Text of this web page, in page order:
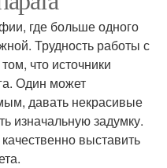
где больше одного
Трудность работы с
что источники
Один может
давать некрасивые
изначальную задумку.
выставить